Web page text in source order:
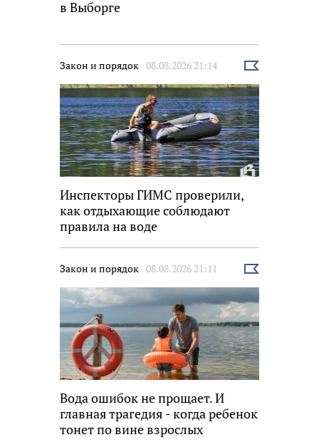
в Выборге
Закон и порядок 08.08.2026 21:14
Выбрать
Инспекторы ГИМС проверили,
как отдыхающие соблюдают
правила на воде
Закон и порядок 08.08.2026 21:11
Выбрать
Вода ошибок не прощает. И
главная трагедия - когда ребенок
тонет по вине взрослых